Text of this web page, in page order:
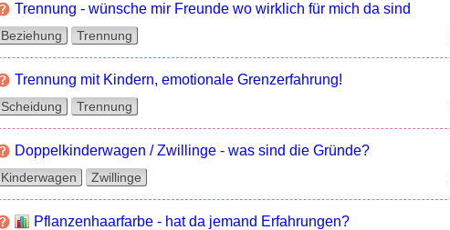
Trennung - wünsche mir Freunde wo wirklich für mich da sind
Beziehung Trennung
Trennung mit Kindern, emotionale Grenzerfahrung!
Scheidung Trennung
Doppelkinderwagen / Zwillinge - was sind die Gründe?
Kinderwagen Zwillinge
Pflanzenhaarfarbe - hat da jemand Erfahrungen?